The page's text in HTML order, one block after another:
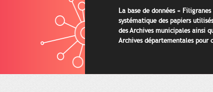
La base de données «
systématique des papiers
des Archives municipales ainsi
Archives départementales